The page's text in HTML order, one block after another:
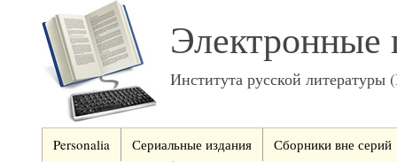
Электронные
Института русской
Personalia Сериальные издания
Сборники вне серий